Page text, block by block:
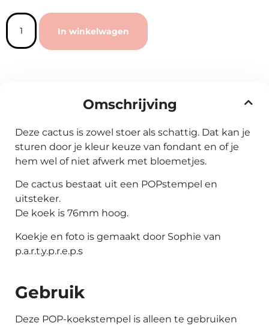
In winkelwagen
Omschrijving
Deze cactus is zowel stoer als schattig. Dat kan je
sturen door je kleur keuze van fondant en of je
hem wel of niet afwerk met bloemetjes.
De cactus bestaat uit een POPstempel en
uitsteker.
De koek is 76mm hoog.
Koekje en foto is gemaakt door Sophie van
p.a.r.t.y.p.r.e.p.s
Gebruik
Deze POP-koekstempel is alleen te gebruiken